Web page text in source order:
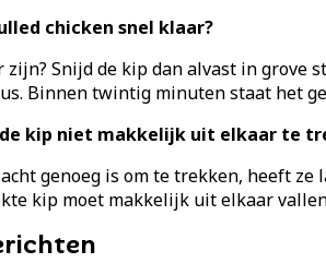
chicken snel klaar?
zijn? Snijd de kip dan alvast in
Binnen twintig minuten staat het
kip niet makkelijk uit elkaar te
genoeg is om te trekken, heeft
kip moet makkelijk uit elkaar